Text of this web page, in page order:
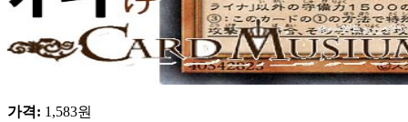
가격: 1,583원